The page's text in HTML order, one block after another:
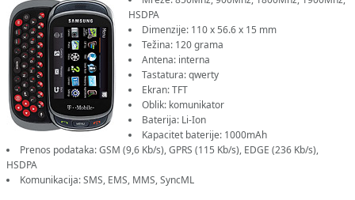
HSDPA
Dimenzije: 110 x 56.6 x 15 mm
Težina: 120 grama
Antena: interna
Tastatura: qwerty
Ekran: TFT
Oblik: komunikator
Baterija: Li-Ion
Kapacitet baterije: 1000mAh
Prenos podataka: GSM (9,6 Kb/s), GPRS (115 Kb/s), EDGE (236 Kb/s),
HSDPA
Komunikacija: SMS, EMS, MMS, SyncML